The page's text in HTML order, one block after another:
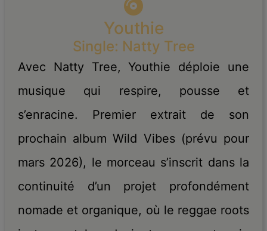
Youthie
Single: Natty Tree
Avec Natty Tree, Youthie déploie une
musique qui respire, pousse et
s’enracine. Premier extrait de son
prochain album Wild Vibes (prévu pour
mars 2026), le morceau s’inscrit dans la
continuité d’un projet profondément
nomade et organique, où le reggae roots